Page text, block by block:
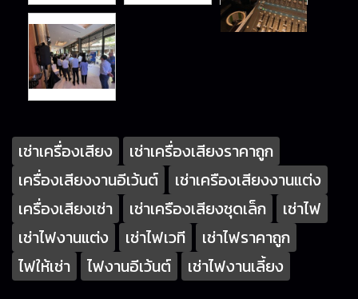
เช่าเครื่องเสียง
เช่าเครื่องเสียงราคาถูก
เครื่องเสียงงานอีเว้นต์
เช่าเครืองเสียงงานแต่ง
เครื่องเสียงเช่า
เช่าเครืองเสียงชุดเล็ก
เช่าไฟ
เช่าไฟงานแต่ง
เช่าไฟเวที
เช่าไฟราคาถูก
ไฟให้เช่า
ไฟงานอีเว้นต์ เช่าไฟงานเลี้ยง